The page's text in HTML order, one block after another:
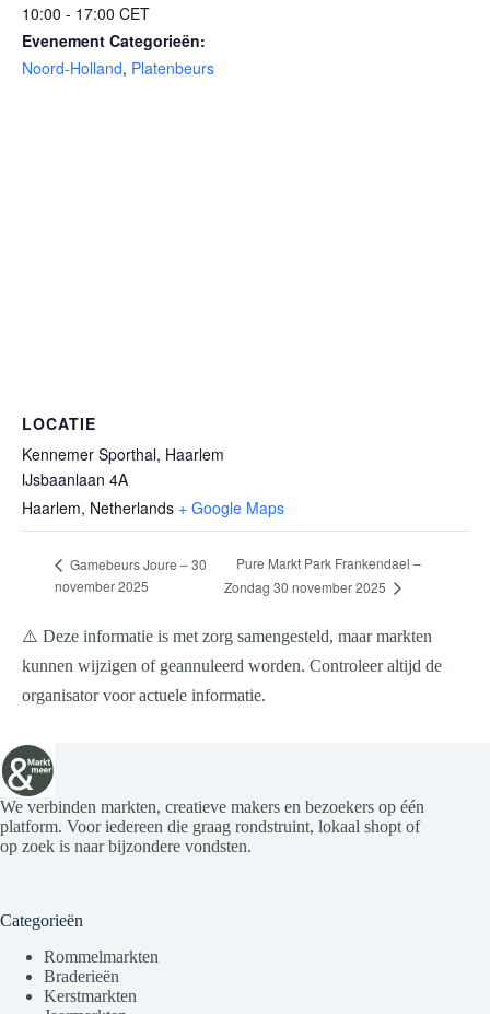
10:00 - 17:00 CET
Evenement Categorieën:
Noord-Holland, Platenbeurs
LOCATIE
Kennemer Sporthal, Haarlem
IJsbaanlaan 4A
Haarlem, Netherlands + Google Maps
Gamebeurs Joure – 30
november 2025
Pure Markt Park Frankendael –
Zondag 30 november 2025
⚠️ Deze informatie is met zorg samengesteld, maar markten
kunnen wijzigen of geannuleerd worden. Controleer altijd de
organisator voor actuele informatie.
We verbinden markten, creatieve makers en bezoekers op één
platform. Voor iedereen die graag rondstruint, lokaal shopt of
op zoek is naar bijzondere vondsten.
Categorieën
Rommelmarkten
Braderieën
Kerstmarkten